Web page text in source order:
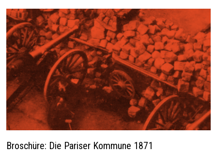
Broschüre: Die Pariser Kommune 1871